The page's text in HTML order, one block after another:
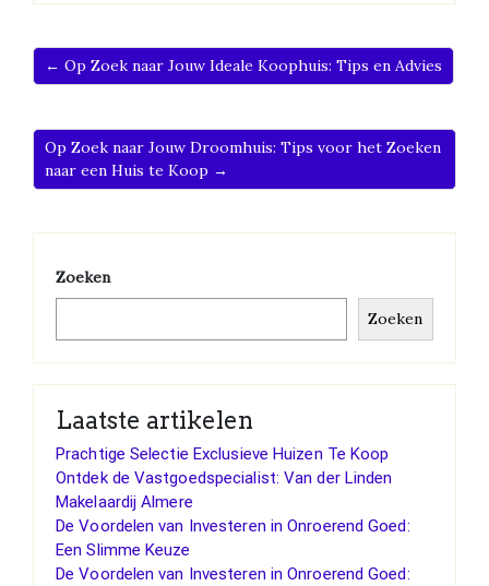
← Op Zoek naar Jouw Ideale Koophuis: Tips en Advies
Op Zoek naar Jouw Droomhuis: Tips voor het Zoeken
naar een Huis te Koop →
Zoeken
Zoeken
Laatste artikelen
Prachtige Selectie Exclusieve Huizen Te Koop
Ontdek de Vastgoedspecialist: Van der Linden
Makelaardij Almere
De Voordelen van Investeren in Onroerend Goed:
Een Slimme Keuze
De Voordelen van Investeren in Onroerend Goed: